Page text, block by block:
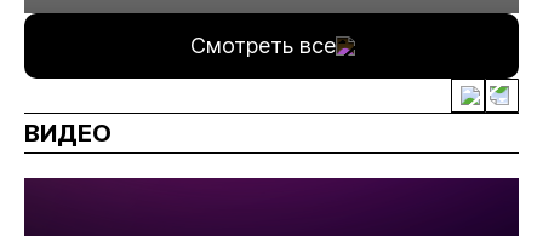
Смотреть все
ВИДЕО